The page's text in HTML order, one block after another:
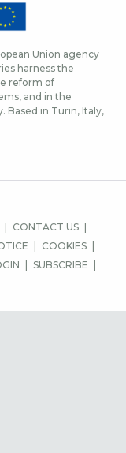
Union agency
harness the
reform of
and in the
Based in Turin, Italy,
CONTACT US
COOKIES
SUBSCRIBE